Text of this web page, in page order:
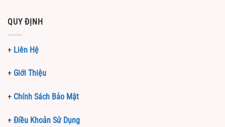
QUY ĐỊNH
+ Liên Hệ
+ Giới Thiệu
+ Chính Sách Bảo Mật
+ Điều Khoản Sử Dụng